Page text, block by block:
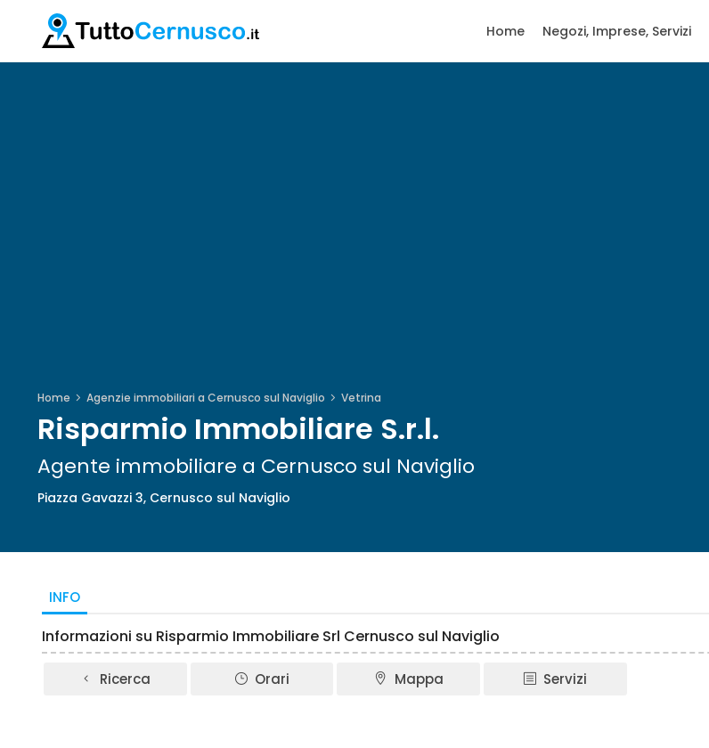
Home Negozi, Imprese, Servizi
Home Agenzie immobiliari a Cernusco sul Naviglio Vetrina
Risparmio Immobiliare S.r.l.
Agente immobiliare a Cernusco sul Naviglio
Piazza Gavazzi 3, Cernusco sul Naviglio
INFO
Informazioni su Risparmio Immobiliare Srl Cernusco sul Naviglio
Ricerca Orari Mappa Servizi